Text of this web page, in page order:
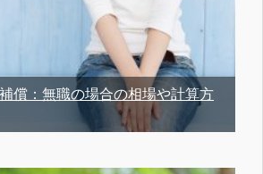
償：無職の場合の相場や計算方